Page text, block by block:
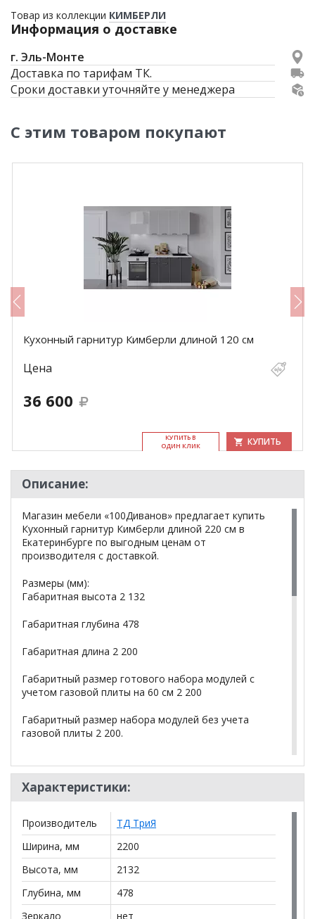
Товар из коллекции КИМБЕРЛИ
Информация о доставке
г. Эль-Монте
Доставка по тарифам ТК.
Сроки доставки уточняйте у менеджера
С этим товаром покупают
Кухонный гарнитур Кимберли длиной 120 см
Цена
36 600
КУ­ПИТЬ В
ОДИН КЛИК
КУПИТЬ
Описание:
Магазин мебели «100Диванов» предлагает купить
Кухонный гарнитур Кимберли длиной 220 см в
Екатеринбурге по выгодным ценам от
производителя с доставкой.
Размеры (мм):
Габаритная высота 2 132
Габаритная глубина 478
Габаритная длина 2 200
Габаритный размер готового набора модулей с
учетом газовой плиты на 60 см 2 200
Габаритный размер набора модулей без учета
газовой плиты 2 200.
Материал каркаса ЛДСП
Материал кромки каркаса ПВХ
Материал ножек/опоры Пластик
Материал ручек Металл
Материал фасада МДФ, пленка ПВХ
Каркас
Характеристики:
Производитель
ТД ТриЯ
Ширина, мм
2200
Высота, мм
2132
Глубина, мм
478
Зеркало
нет